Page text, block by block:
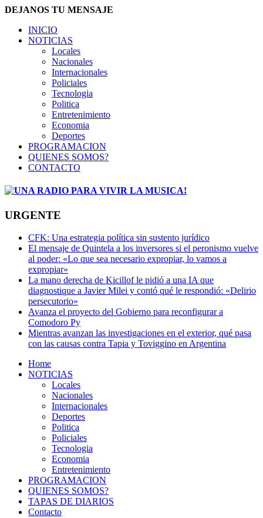
DEJANOS TU MENSAJE
INICIO
NOTICIAS
Locales
Nacionales
Internacionales
Policiales
Tecnologia
Politica
Entretenimiento
Economia
Deportes
PROGRAMACION
QUIENES SOMOS?
CONTACTO
URGENTE
CFK: Una estrategia política sin sustento jurídico
El mensaje de Quintela a los inversores si el peronismo vuelve
al poder: «Lo que sea necesario expropiar, lo vamos a
expropiar»
La mano derecha de Kicillof le pidió a una IA que
diagnostique a Javier Milei y contó qué le respondió: «Delirio
persecutorio»
Avanza el proyecto del Gobierno para reconfigurar a
Comodoro Py
Mientras avanzan las investigaciones en el exterior, qué pasa
con las causas contra Tapia y Toviggino en Argentina
Home
NOTICIAS
Locales
Nacionales
Internacionales
Deportes
Politica
Policiales
Tecnologia
Economia
Entretenimiento
PROGRAMACION
QUIENES SOMOS?
TAPAS DE DIARIOS
Contacto